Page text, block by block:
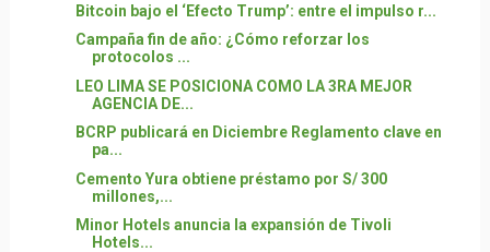
Bitcoin bajo el ‘Efecto Trump’: entre el impulso r...
Campaña fin de año: ¿Cómo reforzar los
protocolos ...
LEO LIMA SE POSICIONA COMO LA 3RA MEJOR
AGENCIA DE...
BCRP publicará en Diciembre Reglamento clave en
pa...
Cemento Yura obtiene préstamo por S/ 300
millones,...
Minor Hotels anuncia la expansión de Tivoli
Hotels...